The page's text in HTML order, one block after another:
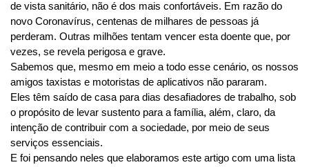
de vista sanitário, não é dos mais confortáveis. Em razão do
novo Coronavírus, centenas de milhares de pessoas já
perderam. Outras milhões tentam vencer esta doente que, por
vezes, se revela perigosa e grave.
Sabemos que, mesmo em meio a todo esse cenário, os nossos
amigos taxistas e motoristas de aplicativos não pararam.
Eles têm saído de casa para dias desafiadores de trabalho, sob
o propósito de levar sustento para a família, além, claro, da
intenção de contribuir com a sociedade, por meio de seus
serviços essenciais.
E foi pensando neles que elaboramos este artigo com uma lista